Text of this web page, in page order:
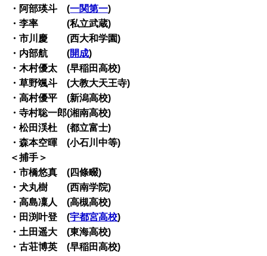
・阿部瑛斗 (一関第一)
・李率 (私立武蔵)
・市川慶 (西大和学園)
・内部航 (開成)
・木村優太 (早稲田高校)
・草野颯斗 (大教大天王寺)
・高村優平 (新潟高校)
・寺村聡一郎(湘南高校)
・松田渓杜 (都立富士)
・森本空暉 (小石川中等)
＜捕手＞
・市橋悠真 (四條畷)
・犬丸樹 (西南学院)
・高島凜人 (高槻高校)
・田渕叶登 (宇都宮高校)
・土田遥大 (東海高校)
・古荘博英 (早稲田高校)